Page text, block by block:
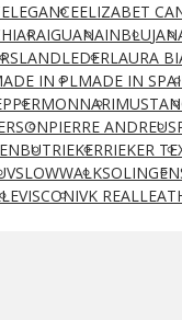
ELEGANCEELIZABET
IGUANAINBLU
LANDLEDERLAURA
IN PLMADE IN
MONNARI
PIERRE ANDREUS
RIEKERRIEKER
SLOWWALKSOLINGEN
VISCONIVK